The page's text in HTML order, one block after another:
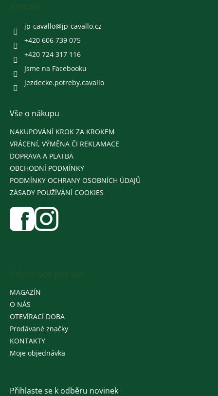
jp-cavallo@jp-cavallo.cz
+420 606 739 075
+420 724 317 116
Jsme na Facebooku
jezdecke.potreby.cavallo
Vše o nákupu
NAKUPOVÁNÍ KROK ZA KROKEM
VRÁCENÍ, VÝMĚNA ČI REKLAMACE
DOPRAVA A PLATBA
OBCHODNÍ PODMÍNKY
PODMÍNKY OCHRANY OSOBNÍCH ÚDAJŮ
ZÁSADY POUŽÍVÁNÍ COOKIES
MAGAZÍN
O NÁS
OTEVÍRACÍ DOBA
Prodávané značky
KONTAKTY
Moje objednávka
Přihlaste se k odběru novinek